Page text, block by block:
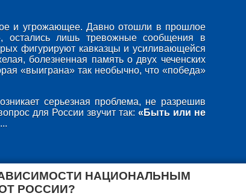
и угрожающее. Давно отошли в прошлое
остались лишь тревожные сообщения в
фигурируют кавказцы и усиливающейся
болезненная память о двух чеченских
«выиграна» так необычно, что «победа»
серьезная проблема, не разрешив
для России звучит так: «Быть или не
...
НАЦИОНАЛЬНЫМ
РОССИИ?